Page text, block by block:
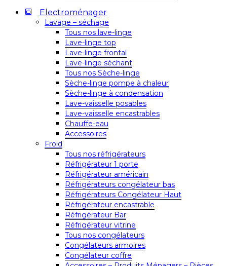
Electroménager
Lavage – séchage
Tous nos lave-linge
Lave-linge top
Lave-linge frontal
Lave-linge séchant
Tous nos Sèche-linge
Sèche-linge pompe à chaleur
Sèche-linge à condensation
Lave-vaisselle posables
Lave-vaisselle encastrables
Chauffe-eau
Accessoires
Froid
Tous nos réfrigérateurs
Réfrigérateur 1 porte
Réfrigérateur américain
Réfrigérateurs congélateur bas
Réfrigérateurs Congélateur Haut
Réfrigérateur encastrable
Réfrigérateur Bar
Réfrigérateur vitrine
Tous nos congélateurs
Congélateurs armoires
Congélateur coffre